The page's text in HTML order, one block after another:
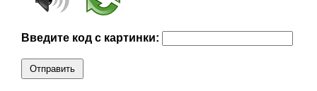
Введите код с картинки:
Отправить